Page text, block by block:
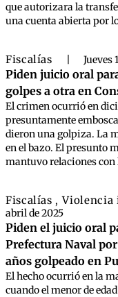
que autorizara la
una cuenta abierta por
Fiscalías Jueves
Piden juicio oral
golpes a otra en
El crimen ocurrió en
presuntamente
dieron una golpiza. La
en el bazo. El presunto
mantuvo relaciones con
Fiscalías , Violencia
abril de 2025
Piden el juicio oral
Prefectura Naval
años golpeado en
El hecho ocurrió en la
cuando el menor de